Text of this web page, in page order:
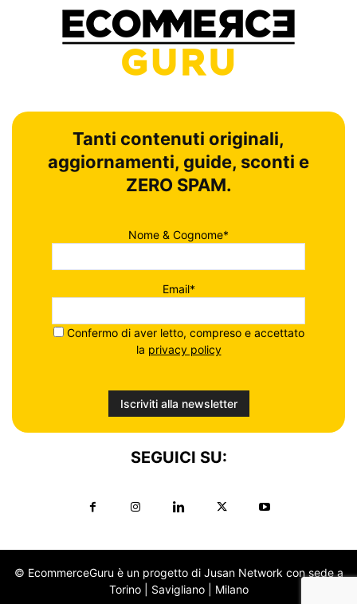
Tanti contenuti originali,
aggiornamenti, guide, sconti e
ZERO SPAM.
Nome & Cognome*
Email*
Confermo di aver letto, compreso e accettato
la privacy policy
SEGUICI SU:
© EcommerceGuru è un progetto di Jusan Network con sede a
Torino | Savigliano | Milano